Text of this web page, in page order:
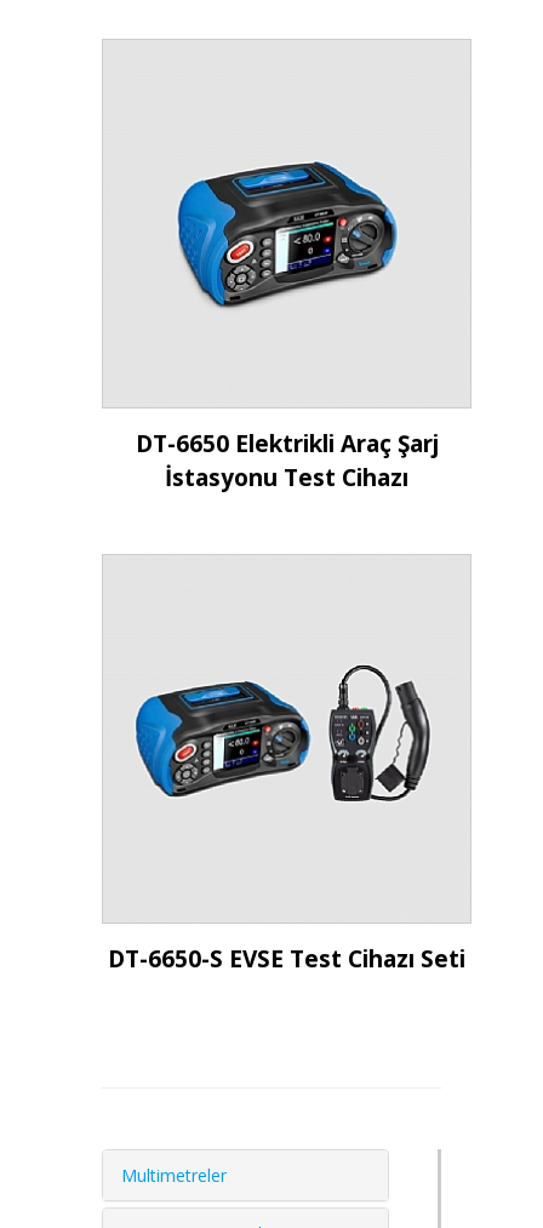
İncele
DT-6650 Elektrikli Araç Şarj
İstasyonu Test Cihazı
İncele
DT-6650-S EVSE Test Cihazı Seti
Multimetreler